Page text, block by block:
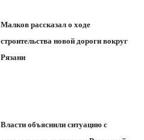
Малков рассказал о ходе
строительства новой дороги вокруг
Рязани
Власти объяснили ситуацию с